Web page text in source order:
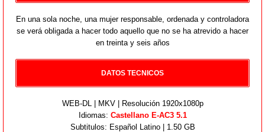
En una sola noche, una mujer responsable, ordenada y controladora
se verá obligada a hacer todo aquello que no se ha atrevido a hacer
en treinta y seis años
DATOS TECNICOS
WEB-DL | MKV | Resolución 1920x1080p
Idiomas: Castellano E-AC3 5.1
Subtitulos: Español Latino | 1.50 GB